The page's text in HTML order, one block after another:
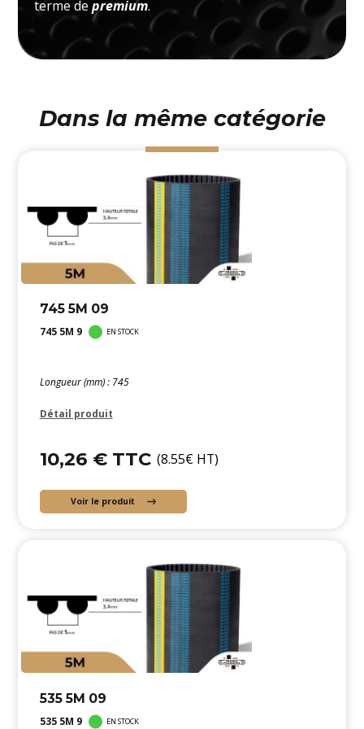
terme depremium.
Dans la même catégorie
745 5M 09
745 5M 9 EN STOCK
Longueur (mm) : 745
Détail produit
10,26 € TTC (8.55€ HT)
Voir le produit
535 5M 09
535 5M 9 EN STOCK